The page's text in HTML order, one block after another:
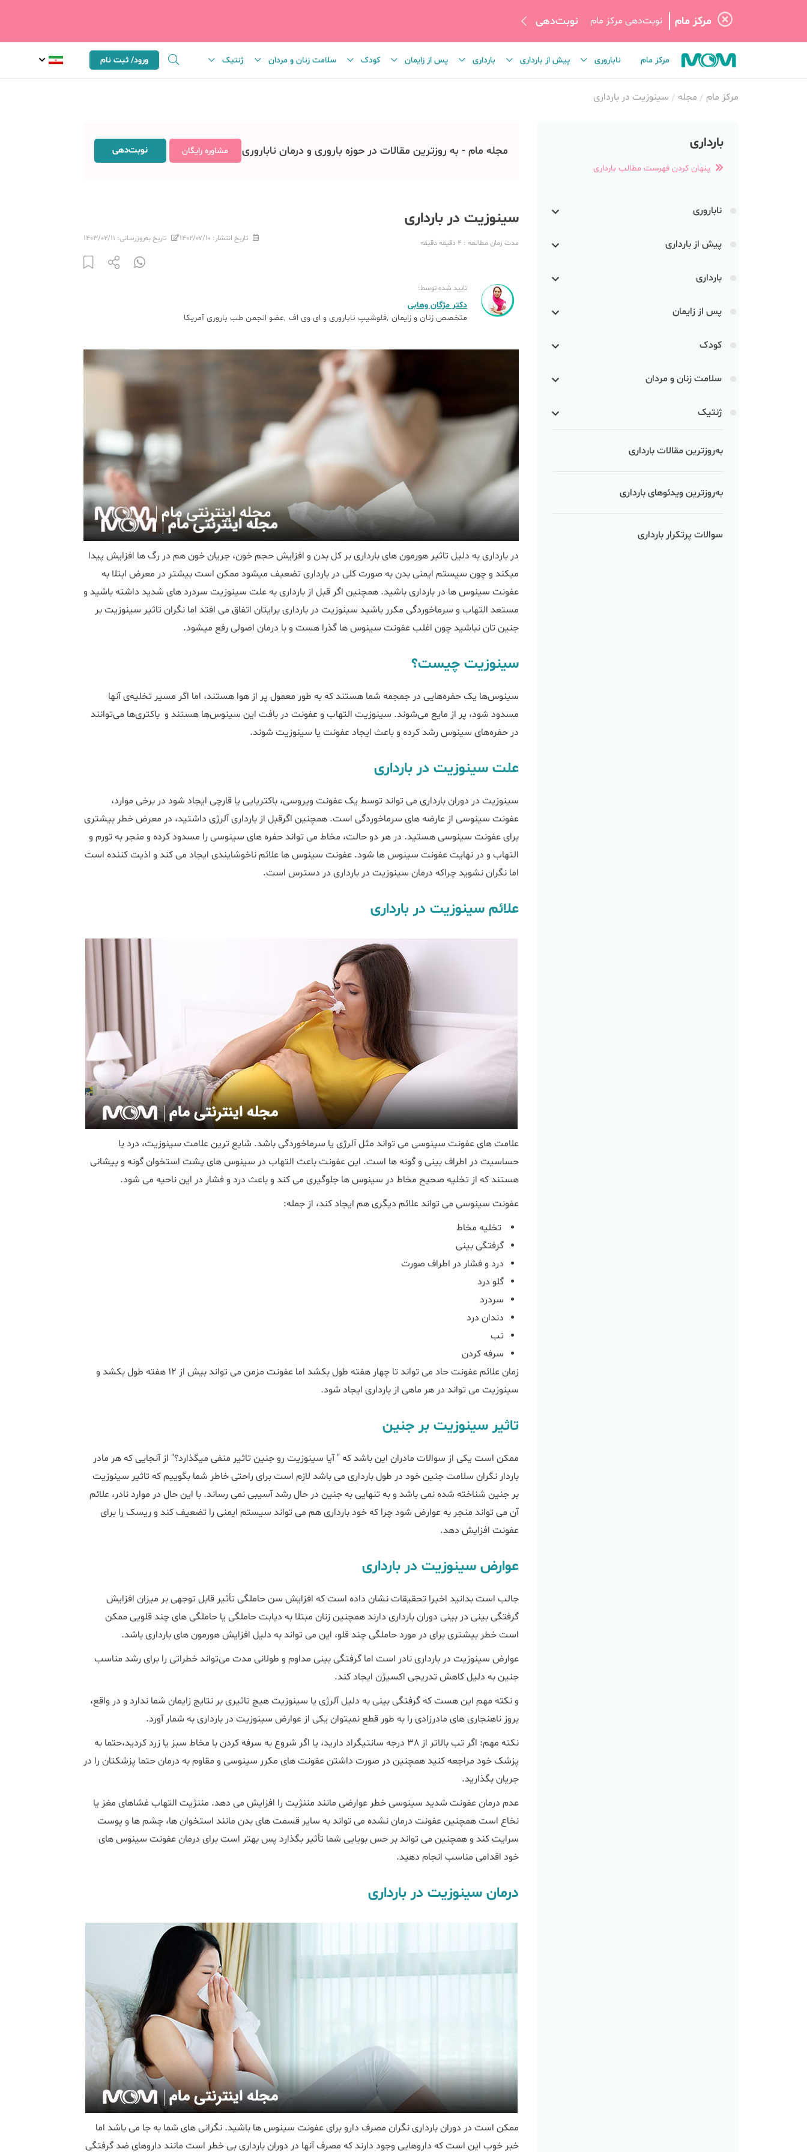
مرکز مام نوبت‌دهی مرکز مام نوبت‌دهی
مرکز مام ناباروری پیش از بارداری بارداری پس از زایمان کودک سلامت زنان و مردان ژنتیک ورود/ ثبت نام
مرکز مام مجله سینوزیت در بارداری
بارداری
پنهان کردن فهرست مطالب بارداری
ناباروری
پیش از بارداری
بارداری
پس از زایمان
کودک
سلامت زنان و مردان
ژنتیک
به‌روزترین مقالات بارداری
به‌روزترین ویدئوهای بارداری
سوالات پرتکرار بارداری
مجله مام - به روزترین مقالات در حوزه باروری و درمان ناباروری مشاوره رایگان نوبت‌دهی
سینوزیت در بارداری
مدت زمان مطالعه: 4 دقیقه دقیقه تاریخ انتشار:۱۴۰۲/۰۷/۱۰ تاریخ به‌روزرسانی: ۱۴۰۳/۰۲/۱۱
تایید شده توسط:
دکتر مژگان وهابی
متخصص زنان و زایمان فلوشیپ ناباروری و ای وی اف عضو انجمن طب باروری آمریکا
در بارداری به دلیل تاثیر هورمون های بارداری بر کل بدن و افزایش حجم خون، جریان خون هم در رگ ها افزایش پیدا
میکند و چون سیستم ایمنی بدن به صورت کلی در بارداری تضعیف میشود ممکن است بیشتر در معرض ابتلا به
عفونت سینوس ها در بارداری باشید. همچنین اگر قبل از بارداری به علت سینوزیت سردرد های شدید داشته باشید و
مستعد التهاب و سرماخوردگی مکرر باشید سینوزیت در بارداری برایتان اتفاق می افتد اما نگران تاثیر سینوزیت بر
جنین تان نباشید چون اغلب عفونت سینوس ها گذرا هست و با درمان اصولی رفع میشود.
سینوزیت چیست؟
سینوس‌ها یک حفره‌هایی در جمجمه شما هستند که به طور معمول پر از هوا هستند، اما اگر مسیر تخلیه‌ی آنها
مسدود شود، پر از مایع می‌شوند. سینوزیت التهاب و عفونت در بافت این سینوس‌ها هستند و باکتری‌ها می‌توانند
در حفره‌های سینوس رشد کرده و باعث ایجاد عفونت یا سینوزیت شوند.
علت سینوزیت در بارداری
سینوزیت در دوران بارداری می تواند توسط یک عفونت ویروسی، باکتریایی یا قارچی ایجاد شود در برخی موارد،
عفونت سینوسی از عارضه های سرماخوردگی است. همچنین اگرقبل از بارداری آلرژی داشتید، در معرض خطر بیشتری
برای عفونت سینوسی هستید. در هر دو حالت، مخاط می تواند حفره های سینوسی را مسدود کرده و منجر به تورم و
التهاب و در نهایت عفونت سینوس ها شود. عفونت سینوس ها علائم ناخوشایندی ایجاد می کند و اذیت کننده است
اما نگران نشوید چراکه درمان سینوزیت در بارداری در دسترس است.
علائم سینوزیت در بارداری
علامت های عفونت سینوسی می تواند مثل آلرژی یا سرماخوردگی باشد. شایع ترین علامت سینوزیت، درد یا
حساسیت در اطراف بینی و گونه ها است. این عفونت باعث التهاب در سینوس های پشت استخوان گونه و پیشانی
هستند که از تخلیه صحیح مخاط در سینوس ها جلوگیری می کند و باعث درد و فشار در این ناحیه می شود.
عفونت سینوسی می تواند علائم دیگری هم ایجاد کند، از جمله:
تخلیه مخاط
گرفتگی بینی
درد و فشار در اطراف صورت
گلو درد
سردرد
دندان درد
تب
سرفه کردن
زمان علائم عفونت حاد می تواند تا چهار هفته طول بکشد اما عفونت مزمن می تواند بیش از 12 هفته طول بکشد و
سینوزیت می تواند در هر ماهی از بارداری ایجاد شود.
تاثیر سینوزیت بر جنین
ممکن است یکی از سوالات مادران این باشد که " آیا سینوزیت رو جنین تاثیر منفی میگذارد؟" از آنجایی که هر مادر
باردار نگران سلامت جنین خود در طول بارداری می باشد لازم است برای راحتی خاطر شما بگوییم که تاثیر سینوزیت
بر جنین شناخته شده نمی باشد و به تنهایی به جنین در حال رشد آسیبی نمی رساند. با این حال در موارد نادر، علائم
آن می تواند منجر به عوارض شود چرا که خود بارداری هم می تواند سیستم ایمنی را تضعیف کند و ریسک را برای
عفونت افزایش دهد.
عوارض سینوزیت در بارداری
جالب است بدانید اخیرا تحقیقات نشان داده است که افزایش سن حاملگی تأثیر قابل توجهی بر میزان افزایش
گرفتگی بینی در بینی دوران بارداری دارند همچنین زنان مبتلا به دیابت حاملگی یا حاملگی های چند قلویی ممکن
است خطر بیشتری برای در مورد حاملگی چند قلو، این می تواند به دلیل افزایش هورمون های بارداری باشد.
عوارض سینوزیت در بارداری نادر است اما گرفتگی بینی مداوم و طولانی مدت می‌تواند خطراتی را برای رشد مناسب
جنین به دلیل کاهش تدریجی اکسیژن ایجاد کند.
و نکته مهم این هست که گرفتگی بینی به دلیل آلرژی یا سینوزیت هیچ تاثیری بر نتایج زایمان شما ندارد و در واقع،
بروز ناهنجاری های مادرزادی را به طور قطع نمیتوان یکی از عوارض سینوزیت در بارداری به شمار آورد.
نکته مهم: اگر تب بالاتر از 38 درجه سانتیگراد دارید، یا اگر شروع به سرفه کردن با مخاط سبز یا زرد کردید،حتما به
پزشک خود مراجعه کنید همچنین در صورت داشتن عفونت های مکرر سینوسی و مقاوم به درمان حتما پزشکتان را در
جریان بگذارید.
عدم درمان عفونت شدید سینوسی خطر عوارضی مانند مننژیت را افزایش می دهد. مننژیت التهاب غشاهای مغز یا
نخاع است همچنین عفونت درمان نشده می تواند به سایر قسمت های بدن مانند استخوان ها، چشم ها و پوست
سرایت کند و همچنین می تواند بر حس بویایی شما تأثیر بگذارد پس بهتر است برای درمان عفونت سینوس های
خود اقدامی مناسب انجام دهید.
درمان سینوزیت در بارداری
ممکن است در دوران بارداری نگران مصرف دارو برای عفونت سینوس ها باشید. نگرانی های شما به جا می باشد اما
خبر خوب این است که داروهایی وجود دارند که مصرف آنها در دوران بارداری بی خطر است مانند داروهای ضد گرفتگی